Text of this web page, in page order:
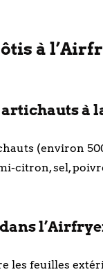
à
à
(environ
citron, sel,
feuilles